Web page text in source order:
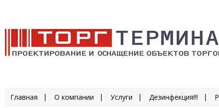
Главная О компании Услуги Дезинфекция!!!